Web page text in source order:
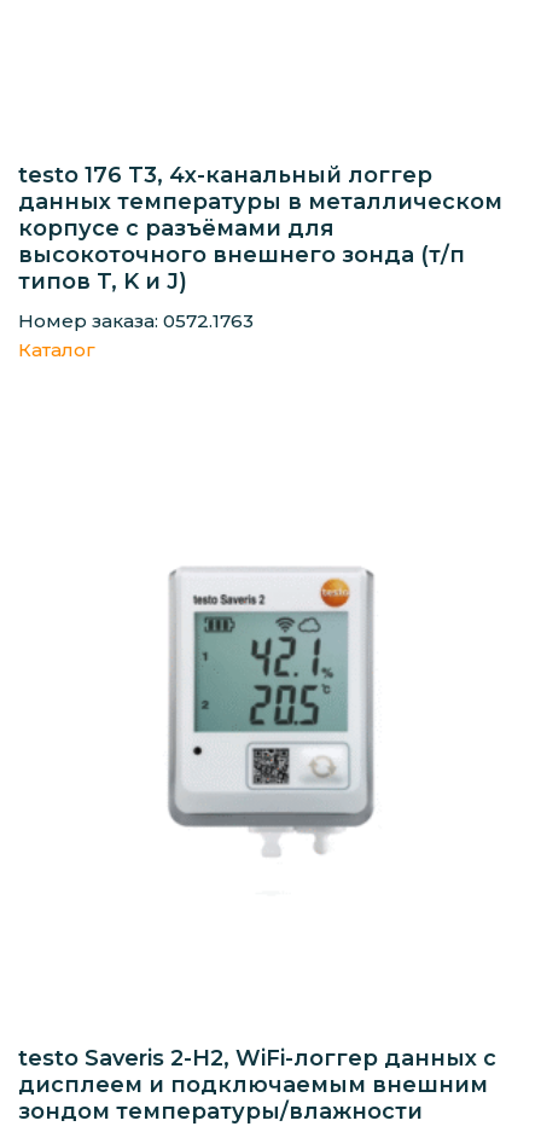
testo 176 T3, 4х-канальный логгер
данных температуры в металлическом
корпусе c разъёмами для
высокоточного внешнего зонда (т/п
типов T, K и J)
Номер заказа: 0572.1763
Каталог
testo Saveris 2-H2, WiFi-логгер данных с
дисплеем и подключаемым внешним
зондом температуры/влажности